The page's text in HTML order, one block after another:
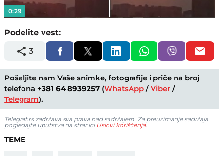
0:29
Podelite vest:
3
Pošaljite nam Vaše snimke, fotografije i priče na broj
telefona +381 64 8939257 (WhatsApp /Viber /
Telegram).
Telegraf.rs zadržava sva prava nad sadržajem. Za preuzimanje sadržaja
pogledajte uputstva na stranici Uslovi korišćenja.
TEME